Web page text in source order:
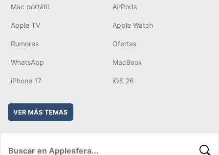
Mac portátil AirPods
Apple TV Apple Watch
Rumores Ofertas
WhatsApp MacBook
iPhone 17 iOS 26
VER MÁS TEMAS